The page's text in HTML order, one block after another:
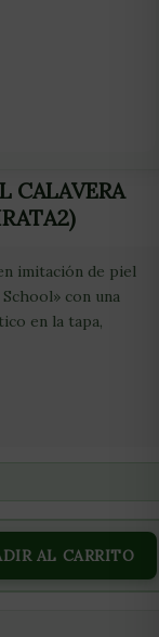
CALAVERA
imitación de piel
con una
en la tapa,
AL CARRITO